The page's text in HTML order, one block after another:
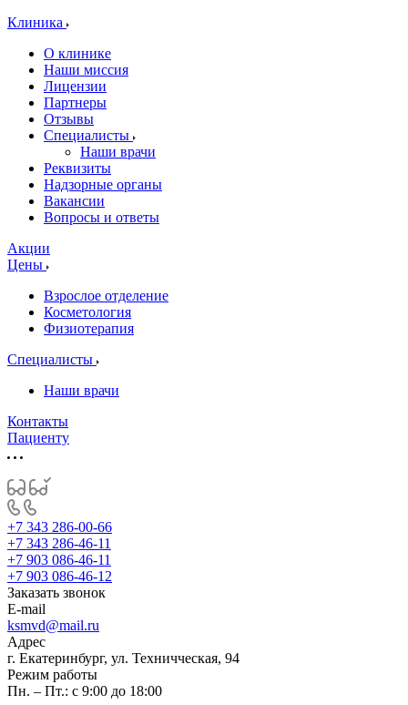
Клиника
О клинике
Наши миссия
Лицензии
Партнеры
Отзывы
Специалисты
Наши врачи
Реквизиты
Надзорные органы
Вакансии
Вопросы и ответы
Акции
Цены
Взрослое отделение
Косметология
Физиотерапия
Специалисты
Наши врачи
Контакты
Пациенту
+7 343 286-00-66
+7 343 286-46-11
+7 903 086-46-11
+7 903 086-46-12
Заказать звонок
E-mail
ksmvd@mail.ru
Адрес
г. Екатеринбург, ул. Техничческая, 94
Режим работы
Пн. – Пт.: с 9:00 до 18:00